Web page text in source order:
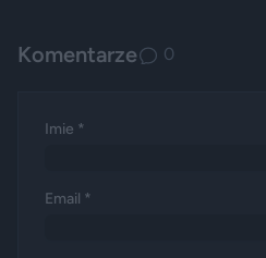
Komentarze 0
Imie *
Email *